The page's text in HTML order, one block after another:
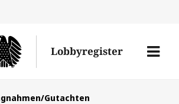
Lobbyregister
Menü
Gutachten